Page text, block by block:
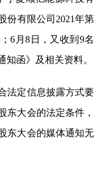
份有限公司2021年第
6月8日，又收到9名
知函》及相关资料。
法定信息披露方式要
东大会的法定条件，
东大会的媒体通知无